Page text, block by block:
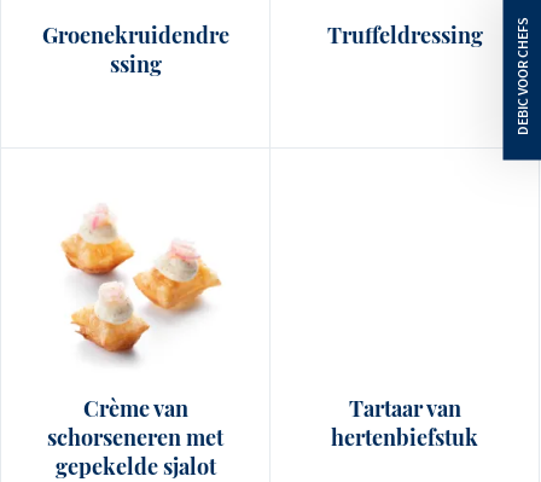
Groenekruidendre
ssing
Truffeldressing
Crème van
schorseneren met
gepekelde sjalot
Tartaar van
hertenbiefstuk